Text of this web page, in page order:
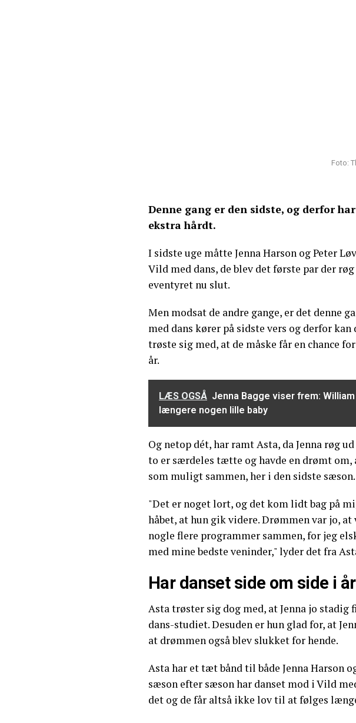
Foto:
Denne gang er den sidste, og derfor
ekstra hårdt.
I sidste uge måtte Jenna Harson og Peter
Vild med dans, de blev det første par der
eventyret nu slut.
Men modsat de andre gange, er det denne
med dans kører på sidste vers og derfor
trøste sig med, at de måske får en chance
år.
LÆS OGSÅ Jenna Bagge viser frem:
længere nogen lille baby
Og netop dét, har ramt Asta, da Jenna røg
to er særdeles tætte og havde en drømt om,
som muligt sammen, her i den sidste sæson.
"Det er noget lort, og det kom lidt bag på
håbet, at hun gik videre. Drømmen var jo,
nogle flere programmer sammen, for jeg
med mine bedste veninder," lyder det fra
Har danset side om side i
Asta trøster sig dog med, at Jenna jo stadig
dans-studiet. Desuden er hun glad for, at
at drømmen også blev slukket for hende.
Asta har et tæt bånd til både Jenna Harson
sæson efter sæson har danset mod i Vild
det og de får altså ikke lov til at følges